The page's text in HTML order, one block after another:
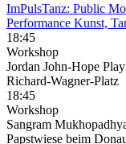
ImPulsTanz: Public
Performance Kunst,
18:45
Workshop
Jordan John-Hope
Richard-Wagner-Platz
18:45
Workshop
Sangram
Papstwiese beim